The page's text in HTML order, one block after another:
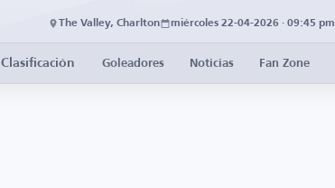
The Valley, Charlton miércoles 22-04-2026 · 09:45 pm
Clasificación Goleadores Noticias Fan Zone